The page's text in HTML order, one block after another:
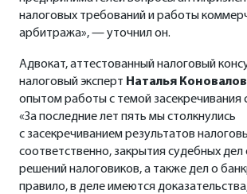
налоговых требований и работы
арбитража», — уточнил он.
Адвокат, аттестованный налоговый
налоговый эксперт Наталья
опытом работы с темой засекречивания
«За последние лет пять мы столкнулись
с засекречиванием результатов
соответственно, закрытия судебных
решений налоговиков, а также дел о
правило, в деле имеются